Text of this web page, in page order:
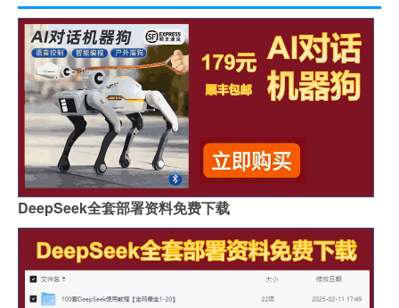
DeepSeek全套部署资料免费下载